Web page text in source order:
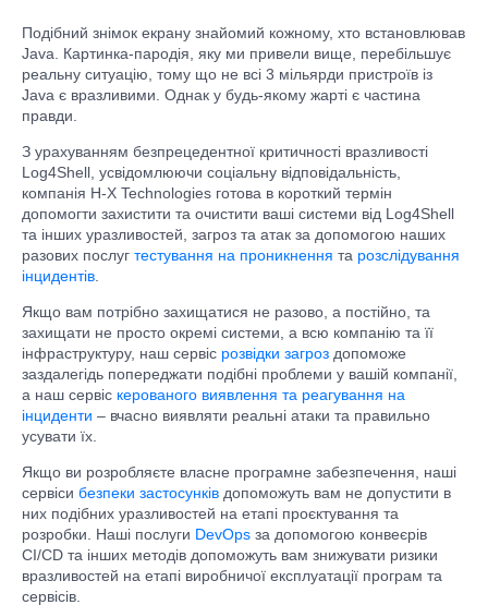
Подібний знімок екрану знайомий кожному, хто встановлював
Java. Картинка-пародія, яку ми привели вище, перебільшує
реальну ситуацію, тому що не всі 3 мільярди пристроїв із
Java є вразливими. Однак у будь-якому жарті є частина
правди.
З урахуванням безпрецедентної критичності вразливості
Log4Shell, усвідомлюючи соціальну відповідальність,
компанія H-X Technologies готова в короткий термін
допомогти захистити та очистити ваші системи від Log4Shell
та інших уразливостей, загроз та атак за допомогою наших
разових послуг тестування на проникнення та розслідування
інцидентів
Якщо вам потрібно захищатися не разово, а постійно, та
захищати не просто окремі системи, а всю компанію та її
інфраструктуру, наш сервіс розвідки загроз допоможе
заздалегідь попереджати подібні проблеми у вашій компанії,
а наш сервіс керованого виявлення та реагування на
інциденти – вчасно виявляти реальні атаки та правильно
усувати їх.
Якщо ви розробляєте власне програмне забезпечення, наші
сервіси безпеки застосунків допоможуть вам не допустити в
них подібних уразливостей на етапі проєктування та
розробки. Наші послуги DevOps за допомогою конвеєрів
CI/CD та інших методів допоможуть вам знижувати ризики
вразливостей на етапі виробничої експлуатації програм та
сервісів.